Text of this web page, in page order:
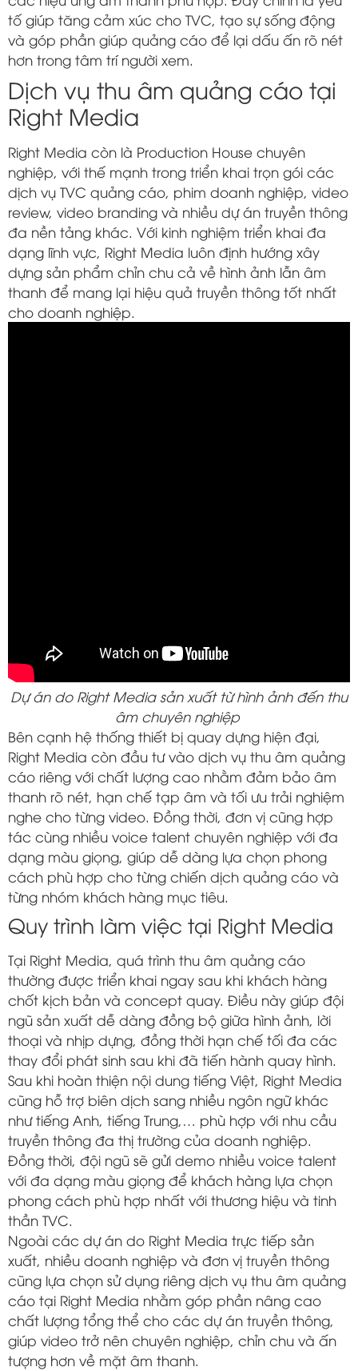
tố giúp tăng cảm xúc cho TVC, tạo sự sống động
và góp phần giúp quảng cáo để lại dấu ấn rõ nét
hơn trong tâm trí người xem.
Dịch vụ thu âm quảng cáo tại
Right Media
Right Media còn là Production House chuyên
nghiệp, với thế mạnh trong triển khai trọn gói các
dịch vụ TVC quảng cáo, phim doanh nghiệp, video
review, video branding và nhiều dự án truyền thông
đa nền tảng khác. Với kinh nghiệm triển khai đa
dạng lĩnh vực, Right Media luôn định hướng xây
dựng sản phẩm chỉn chu cả về hình ảnh lẫn âm
thanh để mang lại hiệu quả truyền thông tốt nhất
cho doanh nghiệp.
Dự án do Right Media sản xuất từ hình ảnh đến thu
âm chuyên nghiệp
Bên cạnh hệ thống thiết bị quay dựng hiện đại,
Right Media còn đầu tư vào dịch vụ thu âm quảng
cáo riêng với chất lượng cao nhằm đảm bảo âm
thanh rõ nét, hạn chế tạp âm và tối ưu trải nghiệm
nghe cho từng video. Đồng thời, đơn vị cũng hợp
tác cùng nhiều voice talent chuyên nghiệp với đa
dạng màu giọng, giúp dễ dàng lựa chọn phong
cách phù hợp cho từng chiến dịch quảng cáo và
từng nhóm khách hàng mục tiêu.
Quy trình làm việc tại Right Media
Tại Right Media, quá trình thu âm quảng cáo
thường được triển khai ngay sau khi khách hàng
chốt kịch bản và concept quay. Điều này giúp đội
ngũ sản xuất dễ dàng đồng bộ giữa hình ảnh, lời
thoại và nhịp dựng, đồng thời hạn chế tối đa các
thay đổi phát sinh sau khi đã tiến hành quay hình.
Sau khi hoàn thiện nội dung tiếng Việt, Right Media
cũng hỗ trợ biên dịch sang nhiều ngôn ngữ khác
như tiếng Anh, tiếng Trung,… phù hợp với nhu cầu
truyền thông đa thị trường của doanh nghiệp.
Đồng thời, đội ngũ sẽ gửi demo nhiều voice talent
với đa dạng màu giọng để khách hàng lựa chọn
phong cách phù hợp nhất với thương hiệu và tinh
thần TVC.
Ngoài các dự án do Right Media trực tiếp sản
xuất, nhiều doanh nghiệp và đơn vị truyền thông
cũng lựa chọn sử dụng riêng dịch vụ thu âm quảng
cáo tại Right Media nhằm góp phần nâng cao
chất lượng tổng thể cho các dự án truyền thông,
giúp video trở nên chuyên nghiệp, chỉn chu và ấn
tượng hơn về mặt âm thanh.